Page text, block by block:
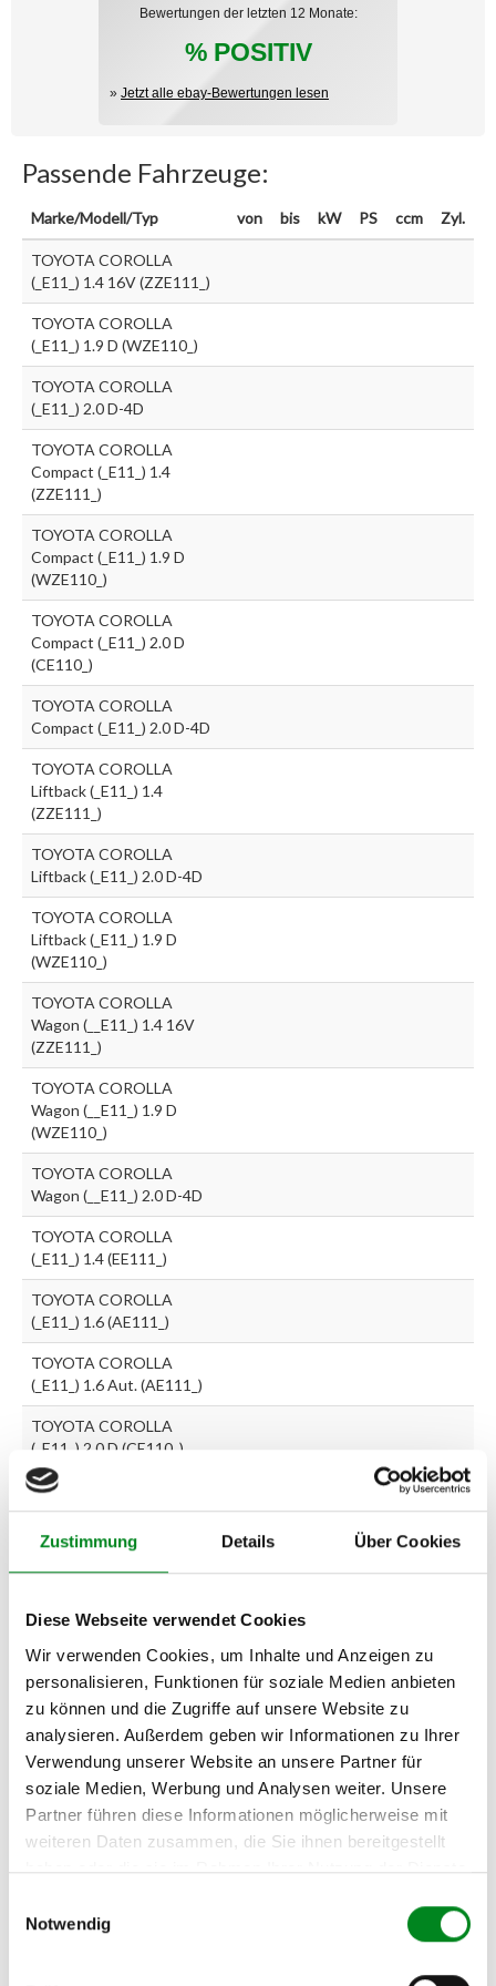
Zustimmung Details Über Cookies
Diese Webseite verwendet Cookies
Wir verwenden Cookies, um Inhalte und Anzeigen zu
personalisieren, Funktionen für soziale Medien anbieten
zu können und die Zugriffe auf unsere Website zu
analysieren. Außerdem geben wir Informationen zu Ihrer
Verwendung unserer Website an unsere Partner für
soziale Medien, Werbung und Analysen weiter. Unsere
Partner führen diese Informationen möglicherweise mit
weiteren Daten zusammen, die Sie ihnen bereitgestellt
haben oder die sie im Rahmen Ihrer Nutzung der Dienste
Notwendig
Bewertungen der letzten 12 Monate:
% POSITIV
» Jetzt alle ebay-Bewertungen lesen
Passende Fahrzeuge:
Marke/Modell/Typ von bis kW PS ccm Zyl.
TOYOTA COROLLA
(_E11_) 1.4 16V (ZZE111_)
TOYOTA COROLLA
(_E11_) 1.9 D (WZE110_)
TOYOTA COROLLA
(_E11_) 2.0 D-4D
TOYOTA COROLLA
Compact (_E11_) 1.4
(ZZE111_)
TOYOTA COROLLA
Compact (_E11_) 1.9 D
(WZE110_)
TOYOTA COROLLA
Compact (_E11_) 2.0 D
(CE110_)
TOYOTA COROLLA
Compact (_E11_) 2.0 D-4D
TOYOTA COROLLA
Liftback (_E11_) 1.4
(ZZE111_)
TOYOTA COROLLA
Liftback (_E11_) 2.0 D-4D
TOYOTA COROLLA
Liftback (_E11_) 1.9 D
(WZE110_)
TOYOTA COROLLA
Wagon (__E11_) 1.4 16V
(ZZE111_)
TOYOTA COROLLA
Wagon (__E11_) 1.9 D
(WZE110_)
TOYOTA COROLLA
Wagon (__E11_) 2.0 D-4D
TOYOTA COROLLA
(_E11_) 1.4 (EE111_)
TOYOTA COROLLA
(_E11_) 1.6 (AE111_)
TOYOTA COROLLA
(_E11_) 1.6 Aut. (AE111_)
TOYOTA COROLLA
(_E11_) 2.0 D (CE110_)
TOYOTA COROLLA
Fließheck (_E11_) 1.4
(EE111_)
TOYOTA COROLLA
(AE111_)
TOYOTA COROLLA
Fließheck (_E11_) 1.6 Aut.
(AE111_)
TOYOTA COROLLA
Fließheck (_E11_) 2.0 D
(CE110)
Kombi (_E11_) 1.4 (EE111_)
Kombi (_E11_) 1.6 (AE111_)